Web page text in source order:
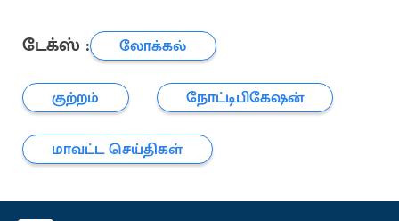
டேக்ஸ் :
லோக்கல்
குற்றம்
நோட்டிபிகேஷன்
மாவட்ட செய்திகள்